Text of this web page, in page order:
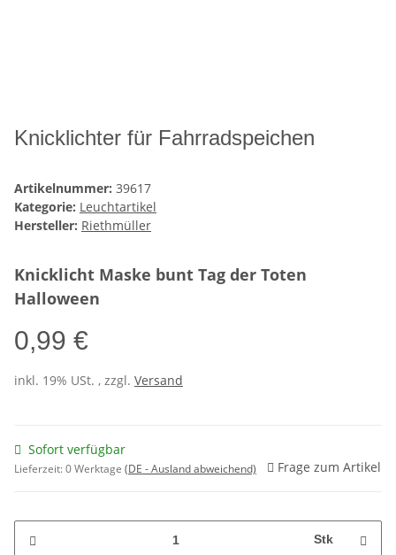
Knicklichter für Fahrradspeichen
Artikelnummer: 39617
Kategorie: Leuchtartikel
Hersteller: Riethmüller
Knicklicht Maske bunt Tag der Toten
Halloween
0,99 €
inkl. 19% USt. , zzgl. Versand
Sofort verfügbar
Lieferzeit:0 Werktage (DE - Ausland abweichend) Frage zum Artikel
Stk